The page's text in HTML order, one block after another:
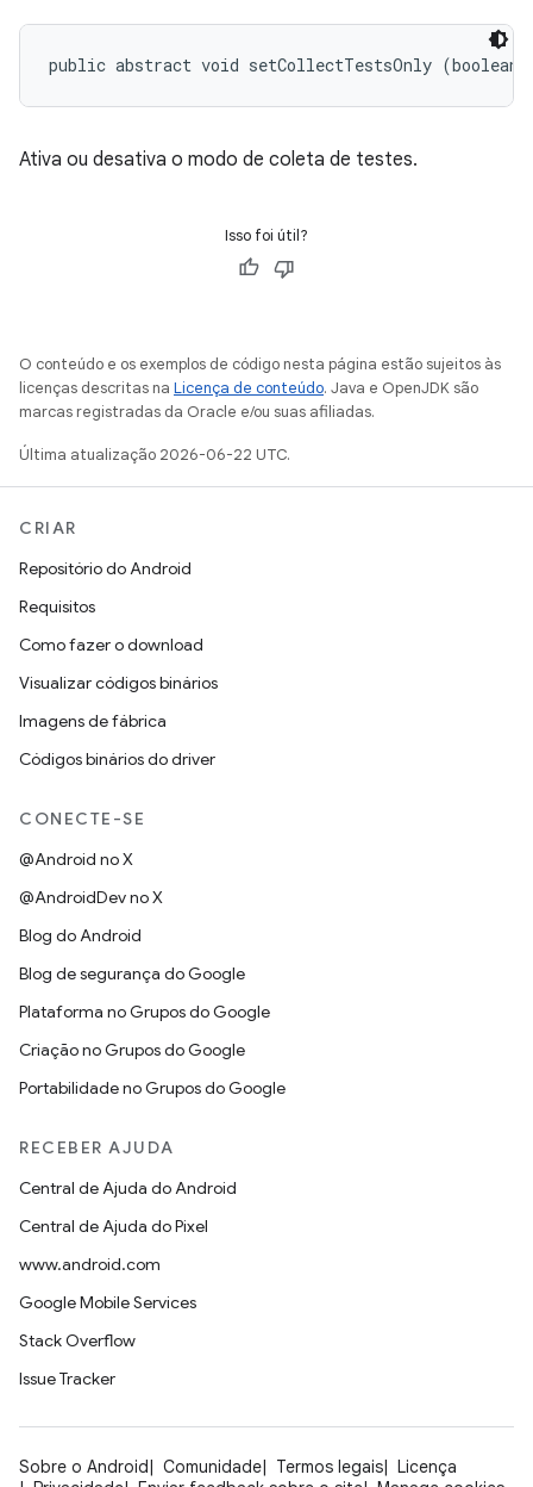
public abstract void setCollectTestsOnly (boolean
Ativa ou desativa o modo de coleta de testes.
Isso foi útil?
O conteúdo e os exemplos de código nesta página estão sujeitos às
licenças descritas na Licença de conteúdo. Java e OpenJDK são
marcas registradas da Oracle e/ou suas afiliadas.
Última atualização 2026-06-22 UTC.
CRIAR
Repositório do Android
Requisitos
Como fazer o download
Visualizar códigos binários
Imagens de fábrica
Códigos binários do driver
CONECTE-SE
@Android no X
@AndroidDev no X
Blog do Android
Blog de segurança do Google
Plataforma no Grupos do Google
Criação no Grupos do Google
Portabilidade no Grupos do Google
RECEBER AJUDA
Central de Ajuda do Android
Central de Ajuda do Pixel
www.android.com
Google Mobile Services
Stack Overflow
Issue Tracker
Sobre o Android Comunidade Termos legais
Licença